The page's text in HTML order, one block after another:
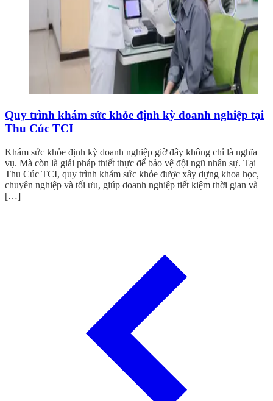
Quy trình khám sức khỏe định kỳ doanh nghiệp tại
Thu Cúc TCI
Khám sức khỏe định kỳ doanh nghiệp giờ đây không chỉ là nghĩa
vụ. Mà còn là giải pháp thiết thực để bảo vệ đội ngũ nhân sự. Tại
Thu Cúc TCI, quy trình khám sức khỏe được xây dựng khoa học,
chuyên nghiệp và tối ưu, giúp doanh nghiệp tiết kiệm thời gian và
[…]